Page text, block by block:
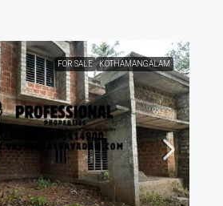
FOR SALE KOTHAMANGALAM